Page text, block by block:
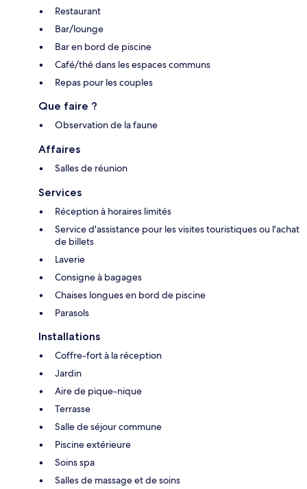
Restaurant
Bar/lounge
Bar en bord de piscine
Café/thé dans les espaces communs
Repas pour les couples
Que faire ?
Observation de la faune
Affaires
Salles de réunion
Services
Réception à horaires limités
Service d'assistance pour les visites touristiques ou l'achat
de billets
Laverie
Consigne à bagages
Chaises longues en bord de piscine
Parasols
Installations
Coffre-fort à la réception
Jardin
Aire de pique-nique
Terrasse
Salle de séjour commune
Piscine extérieure
Soins spa
Salles de massage et de soins